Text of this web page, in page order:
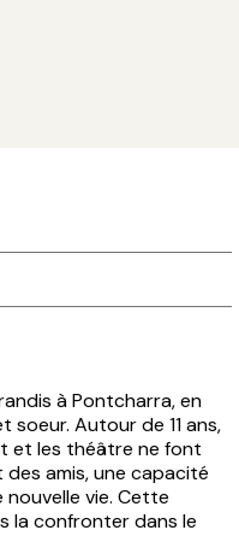
à Pontcharra, en
Autour de 11 ans,
et les théâtre ne font
amis, une capacité
nouvelle vie. Cette
la confronter dans le